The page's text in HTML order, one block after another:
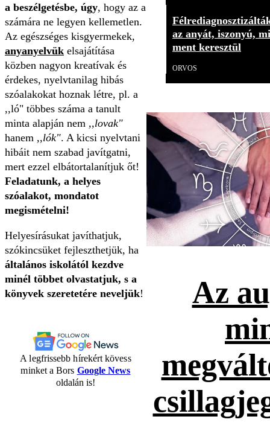
a beszélgetésbe, úgy, hogy az a
számára ne legyen kellemetlen.
Az egészséges kisgyermekek,
anyanyelvük elsajátítása
közben nagyon kreatívak és
érdekes, nyelvtanilag hibás
szóalakokat hoznak létre, pl. a
,,ló" többes száma a tanult
minta alapján nem ,,lovak"
hanem ,,lók". A kicsi nyelvtani
hibáit nem szabad javítgatni,
mert ezzel elbátortalanítjuk őt!
Feladatunk, a helyes
szóalakot, mondatot
megismételni!
Helyesírásukat javíthatjuk,
szókincsüket fejleszthetjük, ha
általános iskolától kezdve
minél többet olvastatjuk, s a
könyvek szeretetére neveljük!
A legfrissebb hírekért kövess
minket a Bors Google News
oldalán is!
az anyát, iszonyú,
ment keresztül
ORVOS
Az